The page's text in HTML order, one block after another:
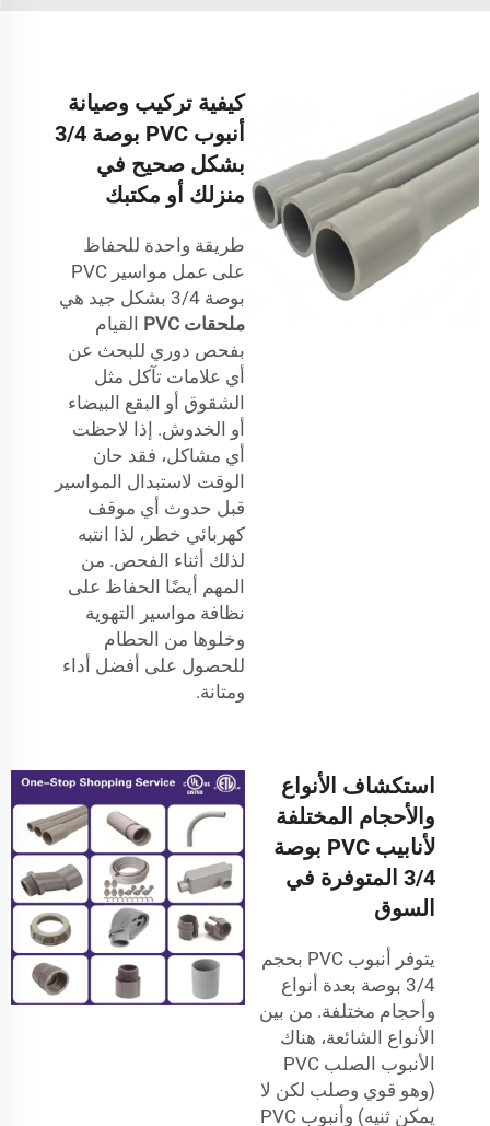
كيفية تركيب وصيانة
أنبوب PVC بوصة 3/4
بشكل صحيح في
منزلك أو مكتبك
طريقة واحدة للحفاظ
على عمل مواسير PVC
بوصة 3/4 بشكل جيد هي
ملحقات PVC
القيام
بفحص دوري للبحث عن
أي علامات تآكل مثل
الشقوق أو البقع البيضاء
أو الخدوش. إذا لاحظت
أي مشاكل، فقد حان
الوقت لاستبدال المواسير
قبل حدوث أي موقف
كهربائي خطر، لذا انتبه
لذلك أثناء الفحص. من
المهم أيضًا الحفاظ على
نظافة مواسير التهوية
وخلوها من الحطام
للحصول على أفضل أداء
ومتانة.
استكشاف الأنواع
والأحجام المختلفة
لأنابيب PVC بوصة
3/4 المتوفرة في
السوق
يتوفر أنبوب PVC بحجم
3/4 بوصة بعدة أنواع
وأحجام مختلفة. من بين
الأنواع الشائعة، هناك
الأنبوب الصلب PVC
(وهو قوي وصلب لكن لا
يمكن ثنيه) وأنبوب PVC